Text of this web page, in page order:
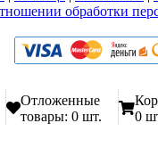
обработки
Отложенные
товары: 0 шт.
0